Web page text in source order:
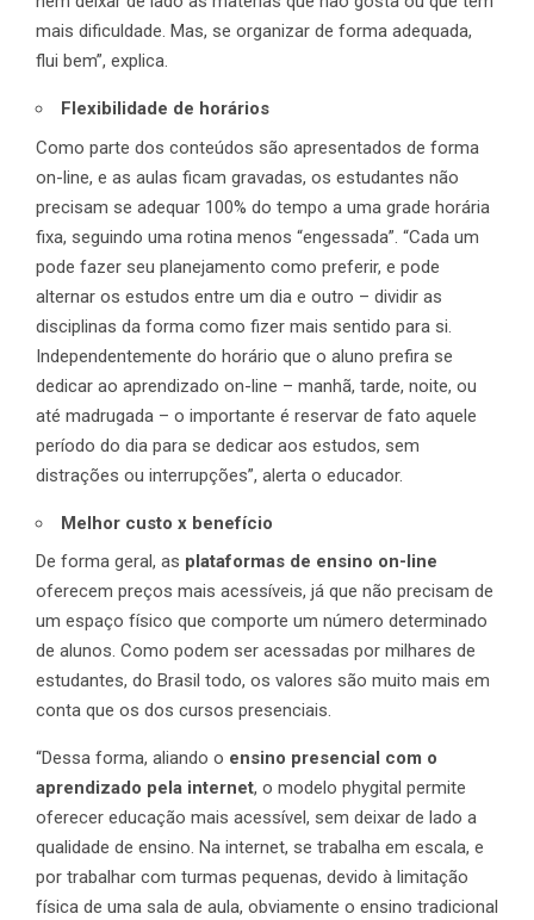
mais dificuldade. Mas, se organizar de forma adequada,
flui bem”, explica.
Flexibilidade de horários
Como parte dos conteúdos são apresentados de forma
on-line, e as aulas ficam gravadas, os estudantes não
precisam se adequar 100% do tempo a uma grade horária
fixa, seguindo uma rotina menos “engessada”. “Cada um
pode fazer seu planejamento como preferir, e pode
alternar os estudos entre um dia e outro – dividir as
disciplinas da forma como fizer mais sentido para si.
Independentemente do horário que o aluno prefira se
dedicar ao aprendizado on-line – manhã, tarde, noite, ou
até madrugada – o importante é reservar de fato aquele
período do dia para se dedicar aos estudos, sem
distrações ou interrupções”, alerta o educador.
Melhor custo x benefício
De forma geral, as plataformas de ensino on-line
oferecem preços mais acessíveis, já que não precisam de
um espaço físico que comporte um número determinado
de alunos. Como podem ser acessadas por milhares de
estudantes, do Brasil todo, os valores são muito mais em
conta que os dos cursos presenciais.
“Dessa forma, aliando o ensino presencial com o
aprendizado pela internet, o modelo phygital permite
oferecer educação mais acessível, sem deixar de lado a
qualidade de ensino. Na internet, se trabalha em escala, e
por trabalhar com turmas pequenas, devido à limitação
física de uma sala de aula, obviamente o ensino tradicional